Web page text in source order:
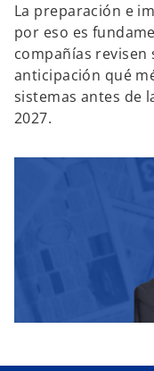
La preparación e
por eso es
compañías revisen
anticipación qué
sistemas antes de
2027.